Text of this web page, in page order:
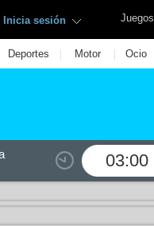
Juegos
Inicia sesión
Deportes | Motor | Ocio
03:00